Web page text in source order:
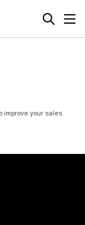
improve your sales.